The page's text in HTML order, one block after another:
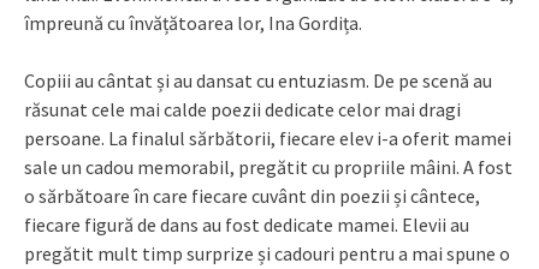
împreună cu învățătoarea lor, Ina Gordița.
Copiii au cântat și au dansat cu entuziasm. De pe scenă au
răsunat cele mai calde poezii dedicate celor mai dragi
persoane. La finalul sărbătorii, fiecare elev i-a oferit mamei
sale un cadou memorabil, pregătit cu propriile mâini. A fost
o sărbătoare în care fiecare cuvânt din poezii și cântece,
fiecare figură de dans au fost dedicate mamei. Elevii au
pregătit mult timp surprize și cadouri pentru a mai spune o